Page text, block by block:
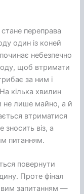
переправа
один із коней
небезпечно
щоб втримати
за ним і
кілька хвилин
не лише майно, а й
втриматися
зносить віз, а
питанням.
повернути
Проте фінал
запитанням —